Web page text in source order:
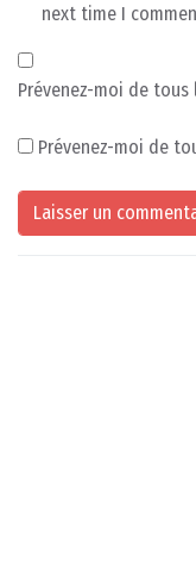
next time I
Prévenez-moi de
Prévenez-moi de